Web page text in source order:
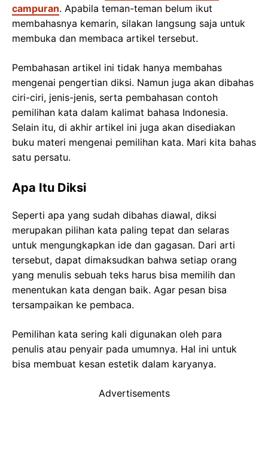
campuran. Apabila teman-teman belum ikut
membahasnya kemarin, silakan langsung saja untuk
membuka dan membaca artikel tersebut.
Pembahasan artikel ini tidak hanya membahas
mengenai pengertian diksi. Namun juga akan dibahas
ciri-ciri, jenis-jenis, serta pembahasan contoh
pemilihan kata dalam kalimat bahasa Indonesia.
Selain itu, di akhir artikel ini juga akan disediakan
buku materi mengenai pemilihan kata. Mari kita bahas
satu persatu.
Apa Itu Diksi
Seperti apa yang sudah dibahas diawal, diksi
merupakan pilihan kata paling tepat dan selaras
untuk mengungkapkan ide dan gagasan. Dari arti
tersebut, dapat dimaksudkan bahwa setiap orang
yang menulis sebuah teks harus bisa memilih dan
menentukan kata dengan baik. Agar pesan bisa
tersampaikan ke pembaca.
Pemilihan kata sering kali digunakan oleh para
penulis atau penyair pada umumnya. Hal ini untuk
bisa membuat kesan estetik dalam karyanya.
Advertisements